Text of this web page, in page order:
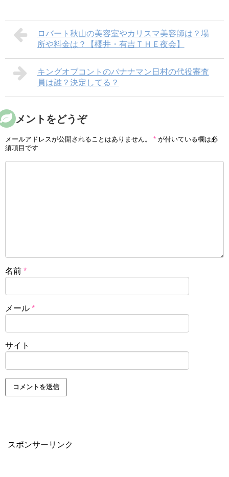
ロバート秋山の美容室やカリスマ美容師は？場
所や料金は？【櫻井・有吉ＴＨＥ夜会】
キングオブコントのバナナマン日村の代役審査
員は誰？決定してる？
コメントをどうぞ
メールアドレスが公開されることはありません。 * が付いている欄は必
須項目です
名前 *
メール *
サイト
スポンサーリンク